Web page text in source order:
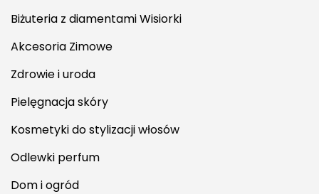
Biżuteria z diamentami Wisiorki
Akcesoria Zimowe
Zdrowie i uroda
Pielęgnacja skóry
Kosmetyki do stylizacji włosów
Odlewki perfum
Dom i ogród